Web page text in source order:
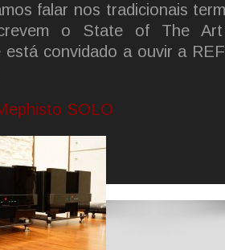
falar nos tradicionais
o State of The
está convidado a ouvir a
SOLO